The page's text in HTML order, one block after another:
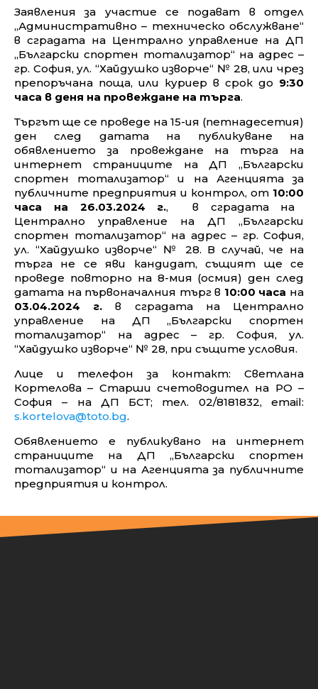
Заявления за участие се подават
в отдел
„Административно – техническо обслужване“
в сградата на Централно управление на ДП
„Български спортен тотализатор“ на адрес –
гр. София, ул. “Хайдушко изворче“ № 28, или чрез
препоръчана поща, или куриер в срок до 9:30
часа в деня на провеждане на търга.
Търгът ще се проведе на 15-ия (петнадесетия)
ден след датата на публикуване на
обявлението за провеждане на търга на
интернет страниците на ДП „Български
спортен тотализатор“и на Агенцията за
публичните предприятия и контрол, от 10:00
часа на 26.03.2024 г.,
в сградата на
Централно управление на ДП „Български
спортен тотализатор“ на адрес – гр. София,
ул. “Хайдушко изворче“ № 28. В случай, че на
търга не се яви кандидат, същият ще се
проведе повторно на 8-мия (осмия) ден след
датата на първоначалния търг в 10:00 часа на
03.04.2024 г.
в сградата на Централно
управление на ДП „Български спортен
тотализатор“ на адрес – гр. София, ул.
“Хайдушко изворче“ № 28, при същите условия.
Лице и телефон за контакт: Светлана
Кортелова – Старши счетоводител на РО –
София – на ДП БСТ; тел. 02/8181832, email:
s.kortelova@toto.bg.
Обявлението е публикувано на интернет
страниците на ДП „Български спортен
тотализатор“ и на Агенцията за публичните
предприятия и контрол.